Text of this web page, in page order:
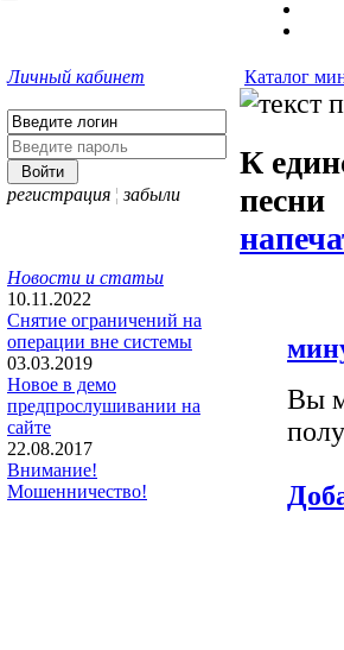
Личный кабинет
регистрация ¦ забыли
Новости и статьи
10.11.2022
Снятие ограничений на
операции вне системы
03.03.2019
Новое в демо
предпрослушивании на
сайте
22.08.2017
Внимание!
Мошенничество!
Каталог
К
песни
Вы